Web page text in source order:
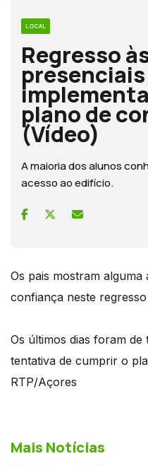
LOCAL
Regresso
plano de
(Vídeo)
A maioria dos alunos
acesso ao edifício.
Os pais mostram alguma
confiança neste
Os últimos dias foram
tentativa de cumprir o
RTP/Açores
Mais Notícias